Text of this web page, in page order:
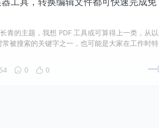
青的主题，我想 PDF 工具或可算得上一类，从以
被搜索的关键字之一，也可能是大家在工作时特
0 0